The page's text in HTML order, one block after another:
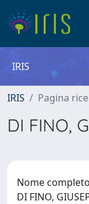
IRIS
IRIS Pagina
DI FINO,
Nome completo
DI FINO,